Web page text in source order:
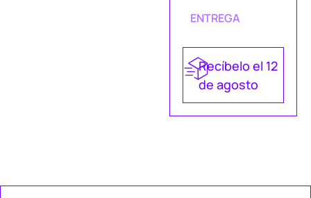
ENTREGA
Recíbelo el 12
de agosto